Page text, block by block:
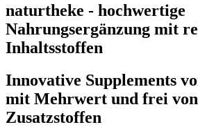
naturtheke - hochwertige
Nahrungsergänzung mit
Inhaltsstoffen
Innovative Supplements
mit Mehrwert und frei
Zusatzstoffen